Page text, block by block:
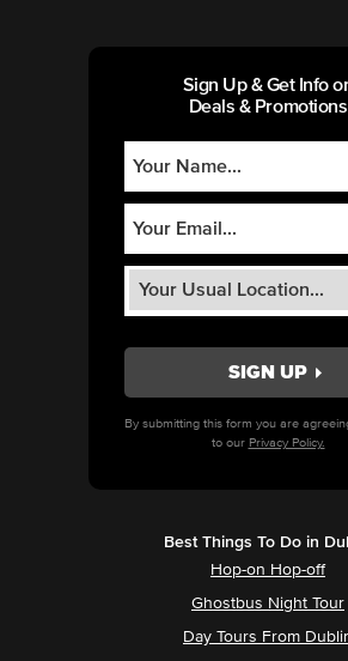
Sign Up & Get Info
Deals & Promotions
By submitting this form you are
to our Privacy Policy.
Best Things To Do in
Hop-on Hop-off
Ghostbus Night Tour
Day Tours From